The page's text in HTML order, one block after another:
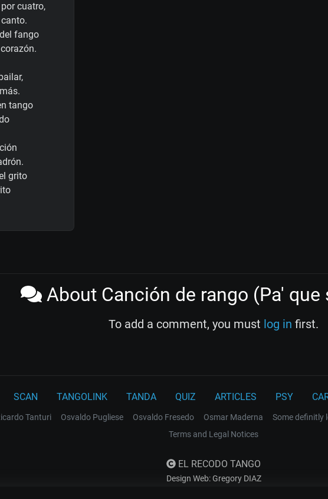
cuatro,
fango
tango
grito
About Canción de rango (Pa' que
To add a comment, you must log in first.
SCAN TANGOLINK TANDA QUIZ ARTICLES PSY
Tanturi Osvaldo Pugliese Osvaldo Fresedo Osmar Maderna Some definitly
Terms and Legal Notices
EL RECODO TANGO
Design Web: Gregory DIAZ